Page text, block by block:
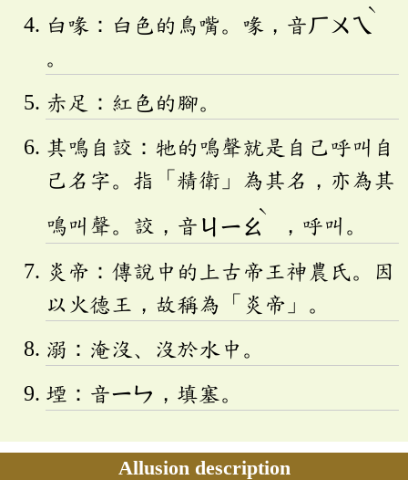
白喙：白色的鳥嘴。喙，音ㄏㄨㄟ
ˋ
。
赤足：紅色的腳。
其鳴自詨：牠的鳴聲就是自己呼叫自
己名字。指「精衛」為其名，亦為其
鳴叫聲。詨，音 ㄐㄧㄠ
ˋ
，呼叫。
炎帝：傳說中的上古帝王神農氏。因
以火德王，故稱為「炎帝」。
溺：淹沒、沒於水中。
堙：音ㄧㄣ ，填塞。
Allusion description